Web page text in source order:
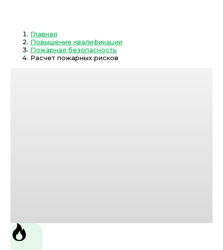
Главная
Повышение квалификации
Пожарная безопасность
Расчет пожарных рисков